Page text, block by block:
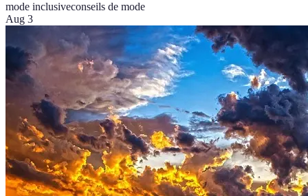
mode inclusiveconseils de mode
Aug 3